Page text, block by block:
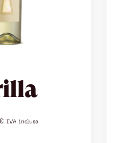
IVA inclusa